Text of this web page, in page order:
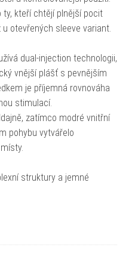
ty, kteří chtějí plnější pocit
otevřených sleeve variant.
dual-injection technologii,
vnější plášť s pevnějším
je příjemná rovnováha
stimulací.
zatímco modré vnitřní
pohybu vytvářelo
struktury a jemné